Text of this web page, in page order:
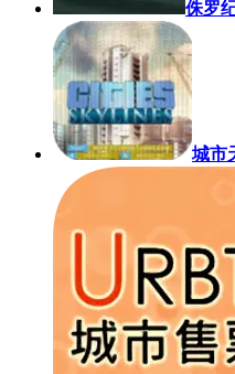
侏罗
城市